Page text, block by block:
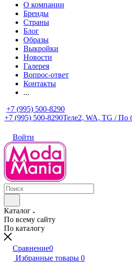
О компании
Бренды
Страны
Блог
Образы
Выкройки
Новости
Галерея
Вопрос-ответ
Контакты
...
+7 (995) 500-8290
+7 (995) 500-8290Теле2, WA, TG / По
Войти
Каталог
По всему сайту
По каталогу
Сравнение0
Избранные товары 0